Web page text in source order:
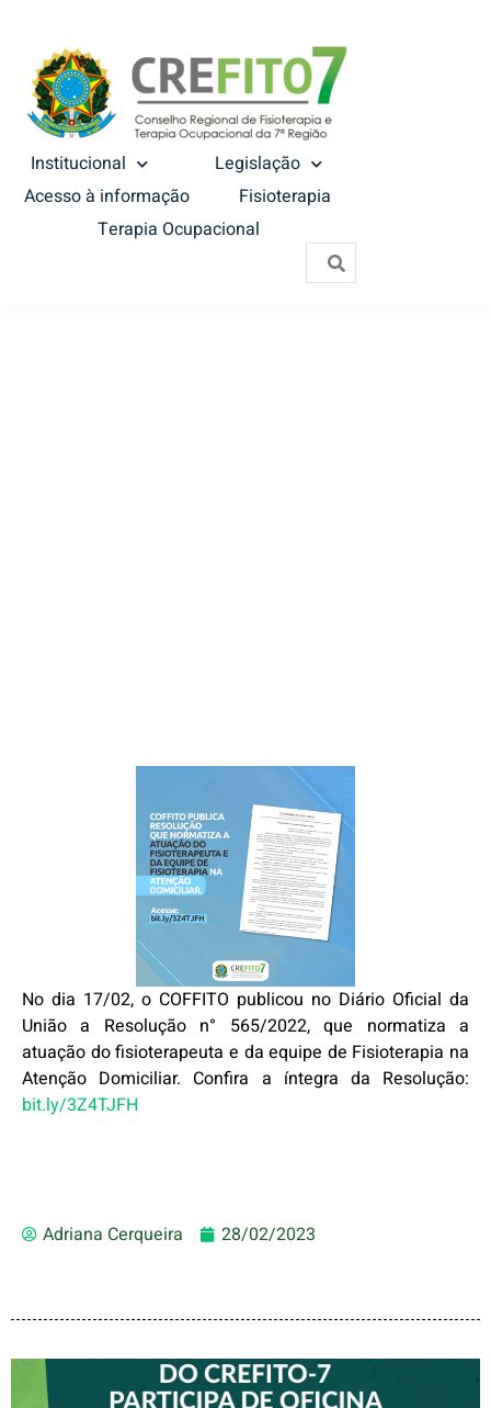
Institucional
Legislação
Acesso à informação
Fisioterapia
Terapia Ocupacional
No dia 17/02, o COFFITO publicou no Diário Oficial da
União a Resolução n° 565/2022, que normatiza a
atuação do fisioterapeuta e da equipe de Fisioterapia na
Atenção Domiciliar. Confira a íntegra da Resolução:
bit.ly/3Z4TJFH
Adriana Cerqueira 28/02/2023